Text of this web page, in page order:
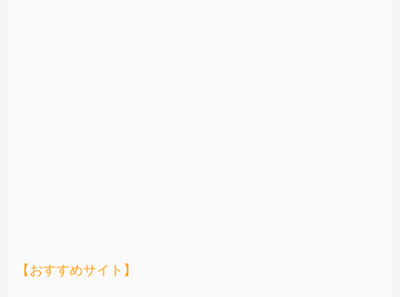
【おすすめサイト】